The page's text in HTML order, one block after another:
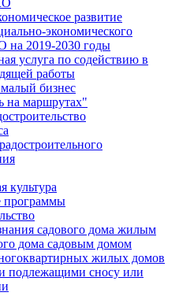
развитие
экономического
на 2019-2030 годы
услуга по содействию в
работы
бизнес
на маршрутах"
культура
программы
садового дома жилым
дома садовым домом
жилых домов
подлежащими сносу или